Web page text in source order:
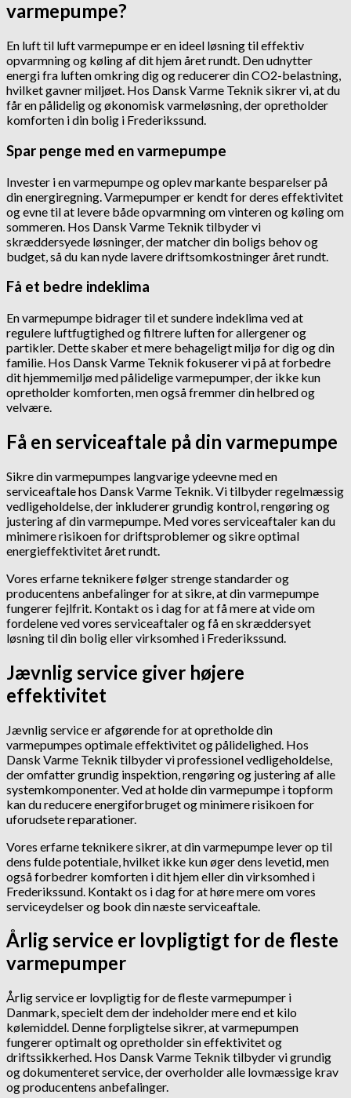
varmepumpe?
En luft til luft varmepumpe er en ideel løsning til effektiv
opvarmning og køling af dit hjem året rundt. Den udnytter
energi fra luften omkring dig og reducerer din CO2-belastning,
hvilket gavner miljøet. Hos Dansk Varme Teknik sikrer vi, at du
får en pålidelig og økonomisk varmeløsning, der opretholder
komforten i din bolig i Frederikssund.
Spar penge med en varmepumpe
Invester i en varmepumpe og oplev markante besparelser på
din energiregning. Varmepumper er kendt for deres effektivitet
og evne til at levere både opvarmning om vinteren og køling om
sommeren. Hos Dansk Varme Teknik tilbyder vi
skræddersyede løsninger, der matcher din boligs behov og
budget, så du kan nyde lavere driftsomkostninger året rundt.
Få et bedre indeklima
En varmepumpe bidrager til et sundere indeklima ved at
regulere luftfugtighed og filtrere luften for allergener og
partikler. Dette skaber et mere behageligt miljø for dig og din
familie. Hos Dansk Varme Teknik fokuserer vi på at forbedre
dit hjemmemiljø med pålidelige varmepumper, der ikke kun
opretholder komforten, men også fremmer din helbred og
velvære.
Få en serviceaftale på din varmepumpe
Sikre din varmepumpes langvarige ydeevne med en
serviceaftale hos Dansk Varme Teknik. Vi tilbyder regelmæssig
vedligeholdelse, der inkluderer grundig kontrol, rengøring og
justering af din varmepumpe. Med vores serviceaftaler kan du
minimere risikoen for driftsproblemer og sikre optimal
energieffektivitet året rundt.
Vores erfarne teknikere følger strenge standarder og
producentens anbefalinger for at sikre, at din varmepumpe
fungerer fejlfrit. Kontakt os i dag for at få mere at vide om
fordelene ved vores serviceaftaler og få en skræddersyet
løsning til din bolig eller virksomhed i Frederikssund.
Jævnlig service giver højere
effektivitet
Jævnlig service er afgørende for at opretholde din
varmepumpes optimale effektivitet og pålidelighed. Hos
Dansk Varme Teknik tilbyder vi professionel vedligeholdelse,
der omfatter grundig inspektion, rengøring og justering af alle
systemkomponenter. Ved at holde din varmepumpe i topform
kan du reducere energiforbruget og minimere risikoen for
uforudsete reparationer.
Vores erfarne teknikere sikrer, at din varmepumpe lever op til
dens fulde potentiale, hvilket ikke kun øger dens levetid, men
også forbedrer komforten i dit hjem eller din virksomhed i
Frederikssund. Kontakt os i dag for at høre mere om vores
serviceydelser og book din næste serviceaftale.
Årlig service er lovpligtigt for de fleste
varmepumper
Årlig service er lovpligtig for de fleste varmepumper i
Danmark, specielt dem der indeholder mere end et kilo
kølemiddel. Denne forpligtelse sikrer, at varmepumpen
fungerer optimalt og opretholder sin effektivitet og
driftssikkerhed. Hos Dansk Varme Teknik tilbyder vi grundig
og dokumenteret service, der overholder alle lovmæssige krav
og producentens anbefalinger.